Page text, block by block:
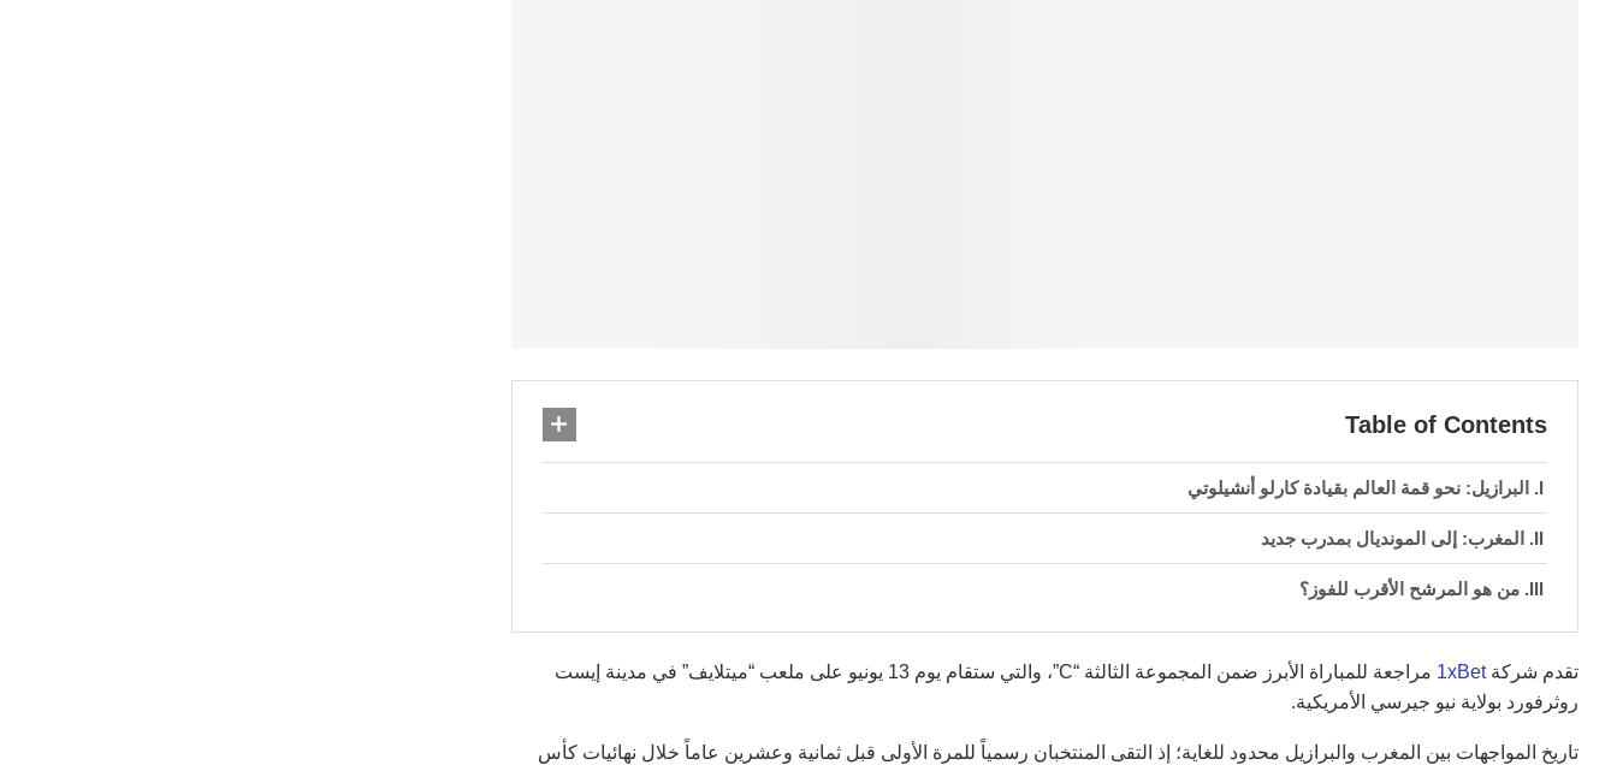
Table of Contents
البرازيل: نحو قمة العالم بقيادة كارلو أنشيلوتي
المغرب: إلى المونديال بمدرب جديد
من هو المرشح الأقرب للفوز؟
تقدم شركة1xBet
مراجعة للمباراة الأبرز ضمن المجموعة الثالثة “C”، والتي ستقام يوم 13 يونيو على ملعب “ميتلايف” في مدينة إيست
روثرفورد بولاية نيو جيرسي الأمريكية.
تاريخ المواجهات بين المغرب والبرازيل محدود للغاية؛ إذ التقى المنتخبان رسمياً للمرة الأولى قبل ثمانية وعشرين عاماً خلال نهائيات كأس